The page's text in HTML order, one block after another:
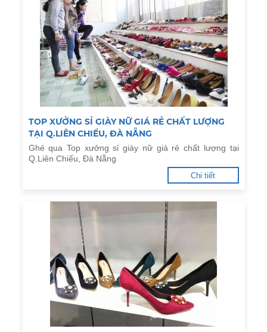
TOP XƯỞNG SỈ GIÀY NỮ GIÁ RẺ CHẤT LƯỢNG
TẠI Q.LIÊN CHIỂU, ĐÀ NẴNG
Ghé qua Top xưởng sỉ giày nữ giá rẻ chất lượng tại
Q.Liên Chiểu, Đà Nẵng
Chi tiết